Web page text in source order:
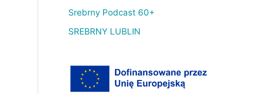
Srebrny Podcast 60+
SREBRNY LUBLIN